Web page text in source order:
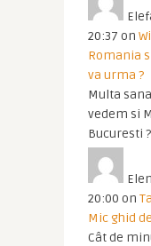
20:37 on
Romania
va urma ?
Multa
vedem si
Bucuresti ?
20:00 on
Mic ghid
Cât de